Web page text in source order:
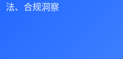
法、合规洞察